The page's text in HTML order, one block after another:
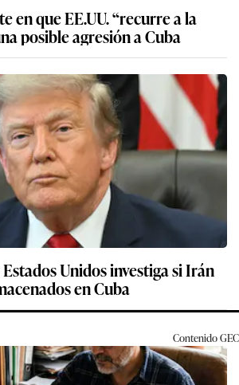
en que EE.UU. “recurre a la
posible agresión a Cuba
Unidos investiga si Irán
en Cuba
ContenidoGEC